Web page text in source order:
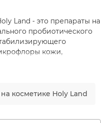
Land - это препараты на
пробиотического
кожи,
кожного барьера,
препараты можно
кожи с целью
стабилизации
косметике Holy Land